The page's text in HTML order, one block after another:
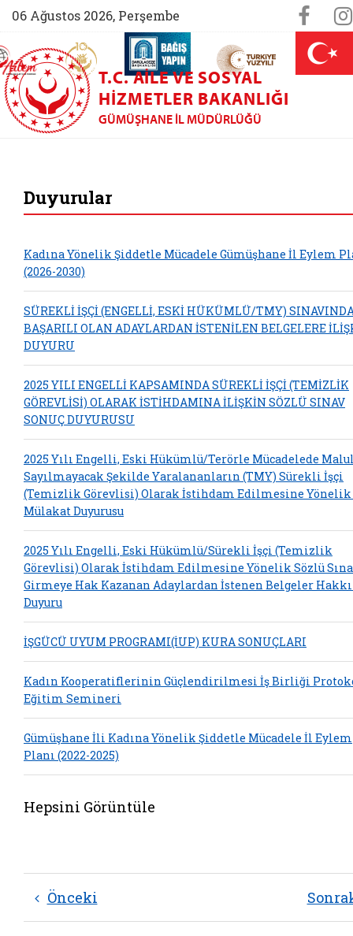
06 Ağustos 2026, Perşembe
(yeni sekmede açılır)
AİLEM İletişim Merkezi (yeni sekmede açılır)
Aile ve Nüfus On Yılı (yeni sekmede açılır)
Darülaceze bağış sayfası (yeni
T.C. AILE VE SOSYAL
HIZMETLER BAKANLIĞI
GÜMÜŞHANE İL MÜDÜRLÜĞÜ
Duyurular
Kadına Yönelik Şiddetle Mücadele Gümüşhane İl Eylem
(2026-2030)
SÜREKLİ İŞÇİ (ENGELLİ, ESKİ HÜKÜMLÜ/TMY)
BAŞARILI OLAN ADAYLARDAN İSTENİLEN BELGELERE
DUYURU
2025 YILI ENGELLİ KAPSAMINDA SÜREKLİ İŞÇİ (TEMİZLİK
GÖREVLİSİ) OLARAK İSTİHDAMINA İLİŞKİN SÖZLÜ SINAV
SONUÇ DUYURUSU
2025 Yılı Engelli, Eski Hükümlü/Terörle Mücadelede
Sayılmayacak Şekilde Yaralananların (TMY) Sürekli İşçi
(Temizlik Görevlisi) Olarak İstihdam Edilmesine Yönelik
Mülakat Duyurusu
2025 Yılı Engelli, Eski Hükümlü/Sürekli İşçi (Temizlik
Görevlisi) Olarak İstihdam Edilmesine Yönelik Sözlü
Girmeye Hak Kazanan Adaylardan İstenen Belgeler
Duyuru
İŞGÜCÜ UYUM PROGRAMI(İUP) KURA SONUÇLARI
Kadın Kooperatiflerinin Güçlendirilmesi İş Birliği
Eğitim Semineri
Gümüşhane İli Kadına Yönelik Şiddetle Mücadele İl Eylem
Planı (2022-2025)
Hepsini Görüntüle
Önceki